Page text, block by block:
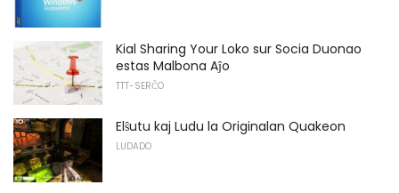
Kial Sharing Your Loko sur Socia Duonao
estas Malbona Aĵo
TTT-SERĈO
Elŝutu kaj Ludu la Originalan Quakeon
LUDADO